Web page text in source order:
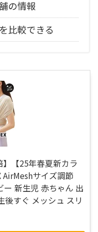
の情報
比較できる
】【25年春夏新カラ
サイズ調節
新生児 赤ちゃん 出
後すぐ メッシュ スリ